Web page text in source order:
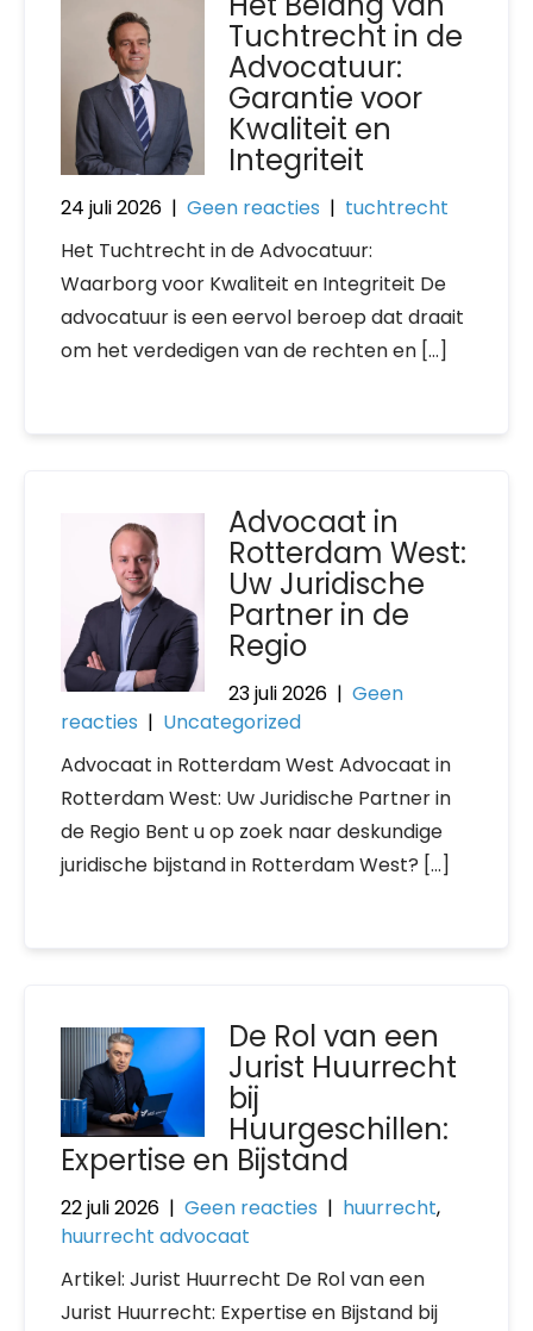
Tuchtrecht in de
Advocatuur:
Garantie voor
Kwaliteit en
Integriteit
24 juli 2026 | Geen reacties | tuchtrecht
Het Tuchtrecht in de Advocatuur:
Waarborg voor Kwaliteit en Integriteit De
advocatuur is een eervol beroep dat draait
om het verdedigen van de rechten en […]
Advocaat in
Rotterdam West:
Uw Juridische
Partner in de
Regio
23 juli 2026 |Geen
reacties | Uncategorized
Advocaat in Rotterdam West Advocaat in
Rotterdam West: Uw Juridische Partner in
de Regio Bent u op zoek naar deskundige
juridische bijstand in Rotterdam West? […]
De Rol van een
Jurist Huurrecht
bij
Huurgeschillen:
Expertise en Bijstand
22 juli 2026 | Geen reacties | huurrecht,
huurrecht advocaat
Artikel: Jurist Huurrecht De Rol van een
Jurist Huurrecht: Expertise en Bijstand bij